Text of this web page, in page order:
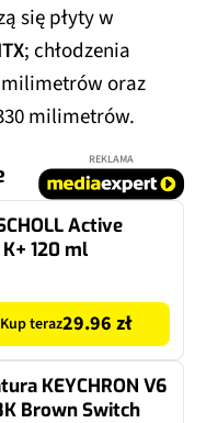
się płyty w
; chłodzenia
oraz
milimetrów.
REKLAMA
Active
120 ml
Kup teraz29.96 zł
KEYCHRON V6
Brown Switch